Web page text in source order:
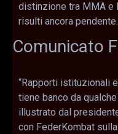
distinzione tra MMA e
risulti ancora pendente.
Comunicato
“Rapporti istituzionali
tiene banco da
illustrato dal
con FederKombat